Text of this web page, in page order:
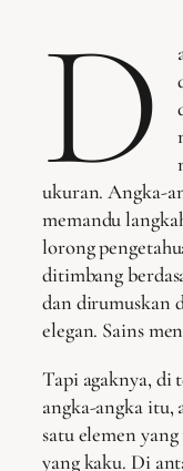
D
ukuran. Angka-
memandu
lorong
ditimbang
dan dirumuskan
elegan. Sains
Tapi agaknya, di
angka-angka itu,
satu elemen
yang kaku. Di